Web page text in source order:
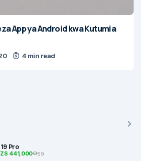
App ya Android kwa Kutumia
4 min read
Pro
441,000 59